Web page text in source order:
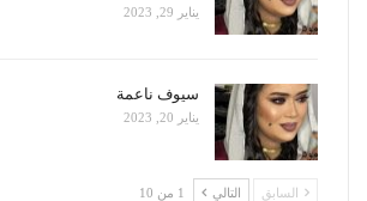
يناير 29, 2023
سيوف ناعمة
يناير 20, 2023
السابق التالي 1 من 10